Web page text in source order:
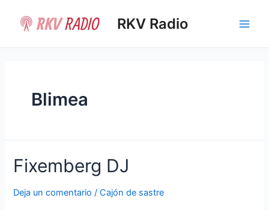
contenido
RKV Radio
Blimea
Fixemberg DJ
Deja un comentario /Cajón de sastre